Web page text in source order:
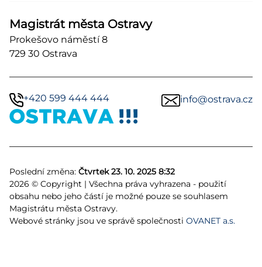
Magistrát města Ostravy
Prokešovo náměstí 8
729 30 Ostrava
+420 599 444 444 info@ostrava.cz
Poslední změna: Čtvrtek 23. 10. 2025 8:32
2026 © Copyright | Všechna práva vyhrazena - použití
obsahu nebo jeho částí je možné pouze se souhlasem
Magistrátu města Ostravy.
Webové stránky jsou ve správě společnosti OVANET a.s.